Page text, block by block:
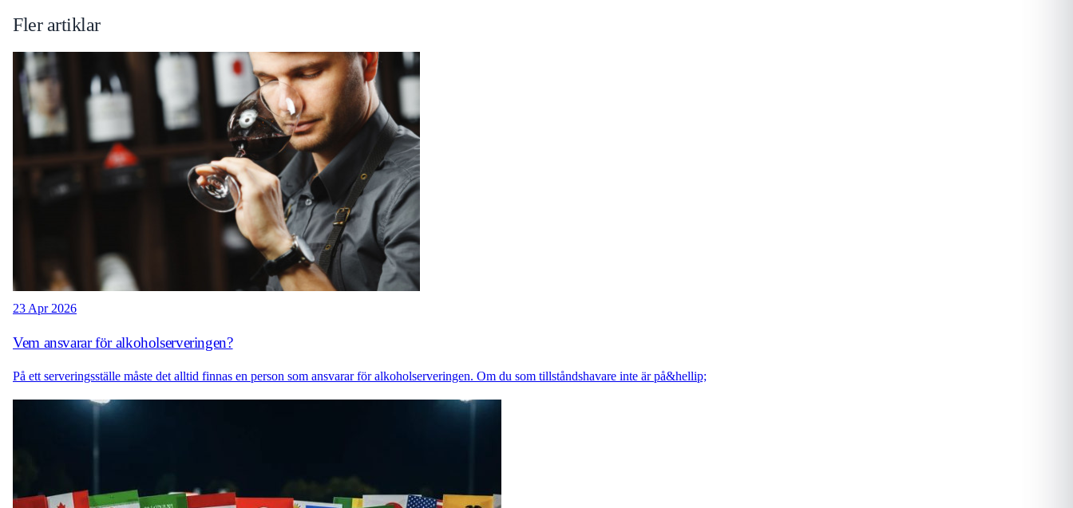
Fler artiklar
23 Apr 2026
Vem ansvarar för alkoholserveringen?
På ett serveringsställe måste det alltid finnas en person som ansvarar för alkoholserveringen. Om du som tillståndshavare inte är på&hellip;